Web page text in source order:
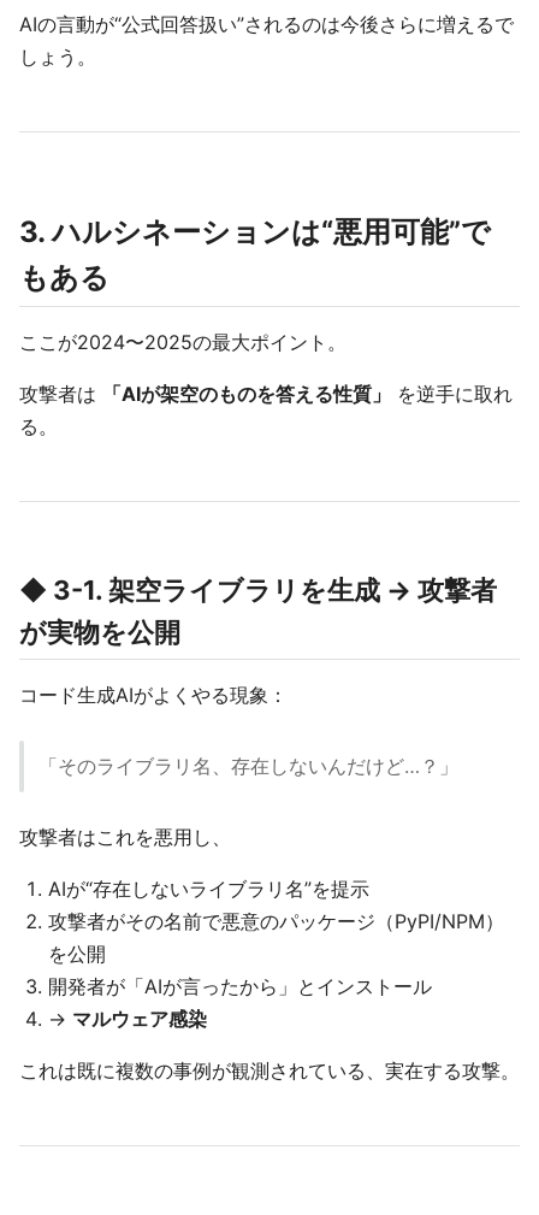
AIの言動が“公式回答扱い”されるのは今後さらに増えるで
しょう。
3. ハルシネーションは“悪用可能”で
もある
ここが2024〜2025の最大ポイント。
攻撃者は 「AIが架空のものを答える性質」
を逆手に取れ
る。
◆ 3-1. 架空ライブラリを生成 → 攻撃者
が実物を公開
コード生成AIがよくやる現象：
「そのライブラリ名、存在しないんだけど…？」
攻撃者はこれを悪用し、
AIが“存在しないライブラリ名”を提示
攻撃者がその名前で悪意のパッケージ（PyPI/NPM）
を公開
開発者が「AIが言ったから」とインストール
→ マルウェア感染
これは既に複数の事例が観測されている、実在する攻撃。